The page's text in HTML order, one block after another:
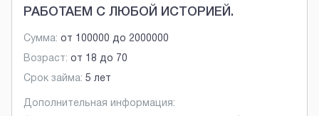
РАБОТАЕМ С ЛЮБОЙ ИСТОРИЕЙ.
Сумма: от 100000 до 2000000
Возраст: от 18 до 70
Срок займа: 5 лет
Дополнительная информация: